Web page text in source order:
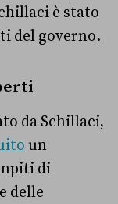
è stato
del governo.
da Schillaci,
un
di
delle